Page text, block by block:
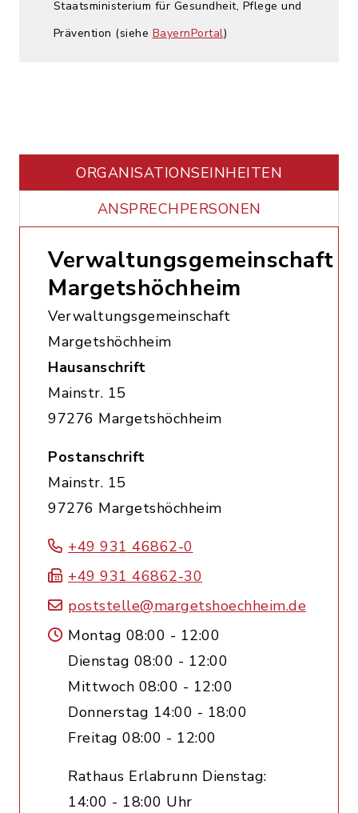
Staatsministerium für Gesundheit, Pflege und
Prävention (siehe BayernPortal)
ORGANISATIONS­EINHEITEN
ANSPRECHPERSONEN
Verwaltungsgemeinschaft
Margetshöchheim
Verwaltungsgemeinschaft
Margetshöchheim
Hausanschrift
Mainstr. 15
97276 Margetshöchheim
Postanschrift
Mainstr. 15
97276 Margetshöchheim
+49 931 46862-0
+49 931 46862-30
poststelle@margetshoechheim.de
Montag 08:00 - 12:00
Dienstag 08:00 - 12:00
Mittwoch 08:00 - 12:00
Donnerstag 14:00 - 18:00
Freitag 08:00 - 12:00
Rathaus Erlabrunn Dienstag:
14:00 - 18:00 Uhr